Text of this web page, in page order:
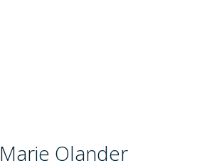
Marie Olander